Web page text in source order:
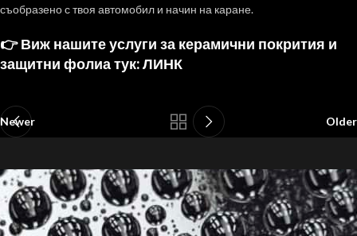
съобразено с твоя автомобил и начин на каране.
👉Виж нашите услуги за керамични покрития и
защитни фолиа тук:ЛИНК
Newer Older